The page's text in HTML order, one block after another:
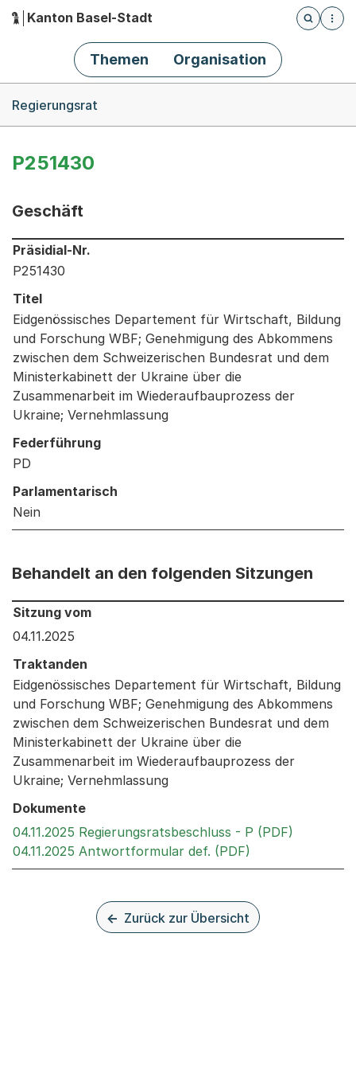
Hauptnavigation
Kanton Basel-Stadt
Öffnet
Themen Organisation
Regierungsrat
P251430
Geschäft
Informationen zum Ausgewählten Geschäft
Präsidial-Nr.
P251430
Titel
Eidgenössisches Departement für Wirtschaft, Bildung
und Forschung WBF; Genehmigung des Abkommens
zwischen dem Schweizerischen Bundesrat und dem
Ministerkabinett der Ukraine über die
Zusammenarbeit im Wiederaufbauprozess der
Ukraine; Vernehmlassung
Federführung
PD
Parlamentarisch
Nein
Behandelt an den folgenden Sitzungen
Behandelt an den folgenden Sitzungen: Informationen
Sitzung vom
04.11.2025
Traktanden
Eidgenössisches Departement für Wirtschaft, Bildung
und Forschung WBF; Genehmigung des Abkommens
zwischen dem Schweizerischen Bundesrat und dem
Ministerkabinett der Ukraine über die
Zusammenarbeit im Wiederaufbauprozess der
Ukraine; Vernehmlassung
Dokumente
04.11.2025 Regierungsratsbeschluss - P (PDF)
04.11.2025 Antwortformular def. (PDF)
Zurück zur Übersicht